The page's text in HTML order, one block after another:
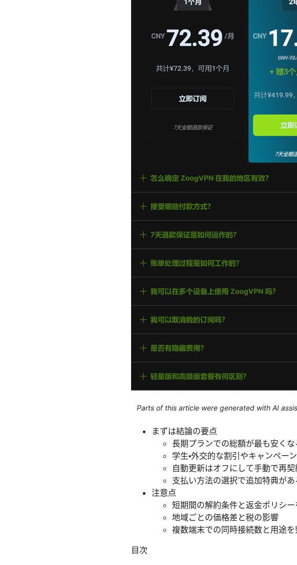
Parts of this article were generated with AI
まずは結論の要点
長期プランでの総額が最も安くな
学生・外交的な割引やキャンペー
自動更新はオフにして手動で再
支払い方法の選択で追加特典が
注意点
短期間の解約条件と返金ポリシ
地域ごとの価格差と税の影響
複数端末での同時接続数と用途を
目次